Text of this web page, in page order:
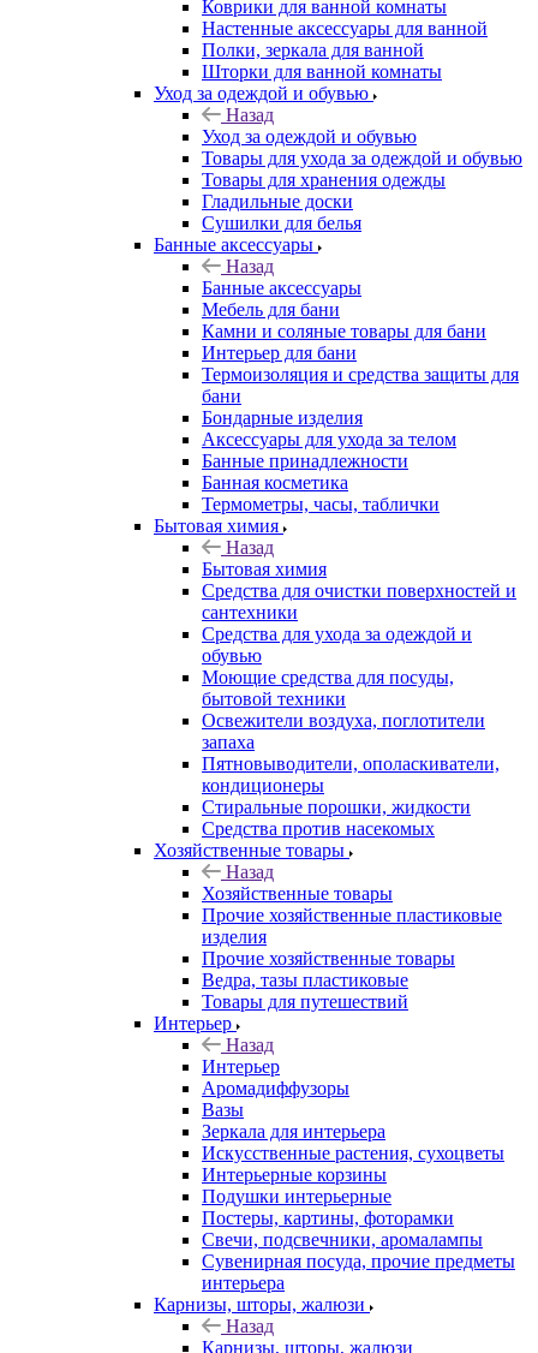
Коврики для ванной комнаты
Настенные аксессуары для ванной
Полки, зеркала для ванной
Шторки для ванной комнаты
Уход за одеждой и обувью
Назад
Уход за одеждой и обувью
Товары для ухода за одеждой и обувью
Товары для хранения одежды
Гладильные доски
Сушилки для белья
Банные аксессуары
Назад
Банные аксессуары
Мебель для бани
Камни и соляные товары для бани
Интерьер для бани
Термоизоляция и средства защиты для
бани
Бондарные изделия
Аксеcсуары для ухода за телом
Банные принадлежности
Банная косметика
Термометры, часы, таблички
Бытовая химия
Назад
Бытовая химия
Средства для очистки поверхностей и
сантехники
Средства для ухода за одеждой и
обувью
Моющие средства для посуды,
бытовой техники
Освежители воздуха, поглотители
запаха
Пятновыводители, ополаскиватели,
кондиционеры
Стиральные порошки, жидкости
Средства против насекомых
Хозяйственные товары
Назад
Хозяйственные товары
Прочие хозяйственные пластиковые
изделия
Прочие хозяйственные товары
Ведра, тазы пластиковые
Товары для путешествий
Интерьер
Назад
Интерьер
Аромадиффузоры
Вазы
Зеркала для интерьера
Искусственные растения, сухоцветы
Интерьерные корзины
Подушки интерьерные
Постеры, картины, фоторамки
Свечи, подсвечники, аромалампы
Сувенирная посуда, прочие предметы
интерьера
Карнизы, шторы, жалюзи
Назад
Карнизы, шторы, жалюзи